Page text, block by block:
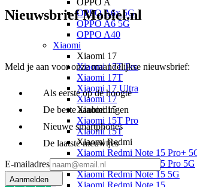
OPPO A
OPPO A6x 5G
OPPO A6 5G
OPPO A40
Xiaomi
Xiaomi 17
Xiaomi 17T Pro
Xiaomi 17T
Xiaomi 17 Ultra
Xiaomi 17
Xiaomi 15
Xiaomi 15T Pro
Xiaomi 15T
Xiaomi Redmi
Xiaomi Redmi Note 15 Pro+
Xiaomi Redmi Note 15 Pro 5G
Xiaomi Redmi Note 15 5G
Xiaomi Redmi Note 15
Nieuwsbrief Mobiel.nl
Meld je aan voor onze maandelijkse nieuwsbrief:
Als eerste op de hoogte
De beste aanbiedingen
Nieuwe smartphones
De laatste nieuwtjes
E-mailadres
Aanmelden